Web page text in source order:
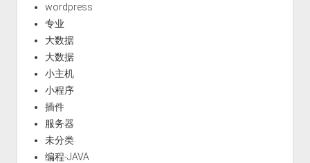
wordpress
专业
大数据
大数据
小主机
小程序
插件
服务器
未分类
编程-JAVA